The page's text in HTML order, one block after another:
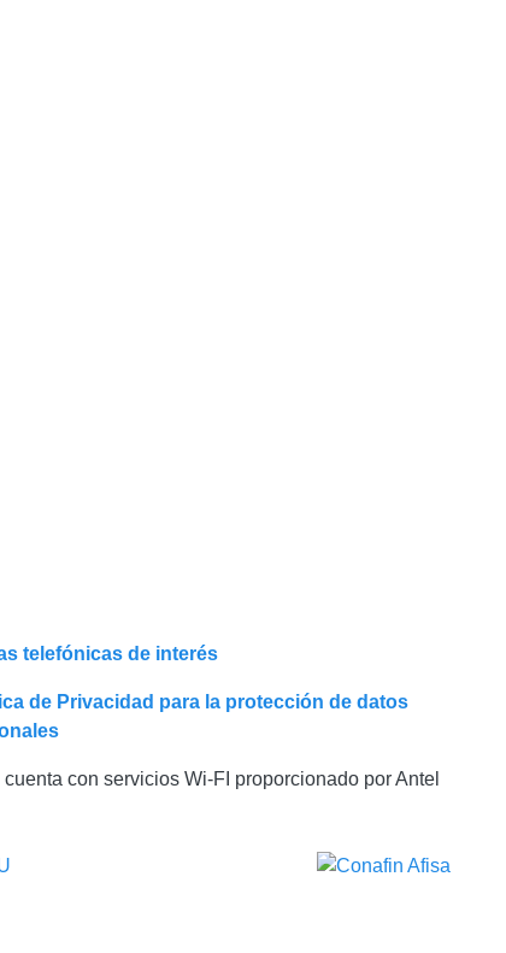
telefónicas de interés
de Privacidad para la protección de datos
con servicios Wi-FI proporcionado por Antel